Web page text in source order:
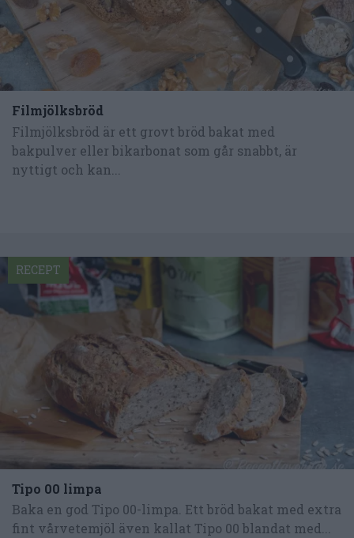
Filmjölksbröd
Filmjölksbröd är ett grovt bröd bakat med
bakpulver eller bikarbonat som går snabbt, är
nyttigt och kan...
Tipo 00 limpa
Baka en god Tipo 00-limpa. Ett bröd bakat med extra
fint vårvetemjöl även kallat Tipo 00 blandat med...
RECEPT